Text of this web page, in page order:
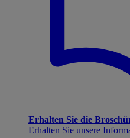
Erhalten Sie die
Erhalten Sie unsere